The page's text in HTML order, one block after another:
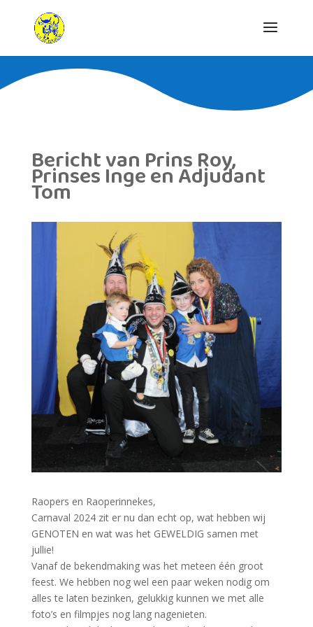
Bericht van Prins Roy,
Prinses Inge en Adjudant
Tom
Raopers en Raoperinnekes,
Carnaval 2024 zit er nu dan echt op, wat hebben wij
GENOTEN en wat was het GEWELDIG samen met
jullie!
Vanaf de bekendmaking was het meteen één groot
feest. We hebben nog wel een paar weken nodig om
alles te laten bezinken, gelukkig kunnen we met alle
foto’s en filmpjes nog lang nagenieten.